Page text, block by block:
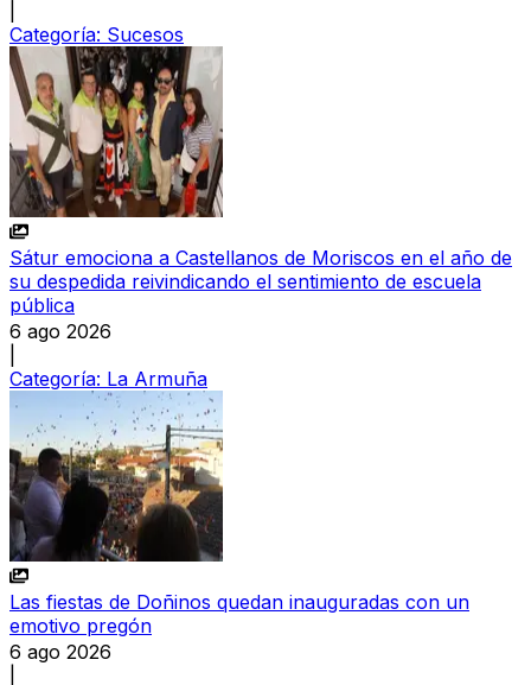
Categoría: Sucesos
Sátur emociona a Castellanos de Moriscos en el año de
su despedida reivindicando el sentimiento de escuela
pública
6 ago 2026
Categoría: La Armuña
Las fiestas de Doñinos quedan inauguradas con un
emotivo pregón
6 ago 2026